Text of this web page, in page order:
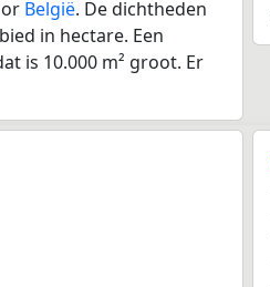
België. De dichtheden
in hectare. Een
is 10.000 m² groot. Er